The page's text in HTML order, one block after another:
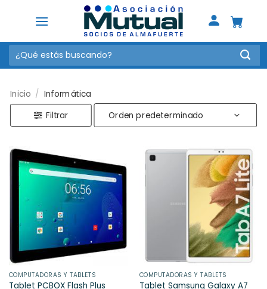
Buscar
por:
Inicio / Informática
Filtrar
COMPUTADORAS Y TABLETS
Tablet PCBOX Flash Plus
COMPUTADORAS Y TABLETS
Tablet Samsung Galaxy A7